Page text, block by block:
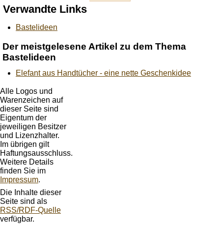
Verwandte Links
Bastelideen
Der meistgelesene Artikel zu dem Thema
Bastelideen
Elefant aus Handtücher - eine nette Geschenkidee
Alle Logos und
Warenzeichen auf
dieser Seite sind
Eigentum der
jeweiligen Besitzer
und Lizenzhalter.
Im übrigen gilt
Haftungsausschluss.
Weitere Details
finden Sie im
Impressum.
Die Inhalte dieser
Seite sind als
RSS/RDF-Quelle
verfügbar.